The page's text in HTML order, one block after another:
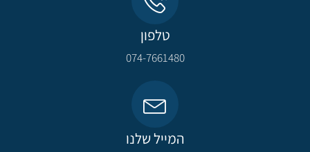
טלפון
074-7661480
המייל שלנו